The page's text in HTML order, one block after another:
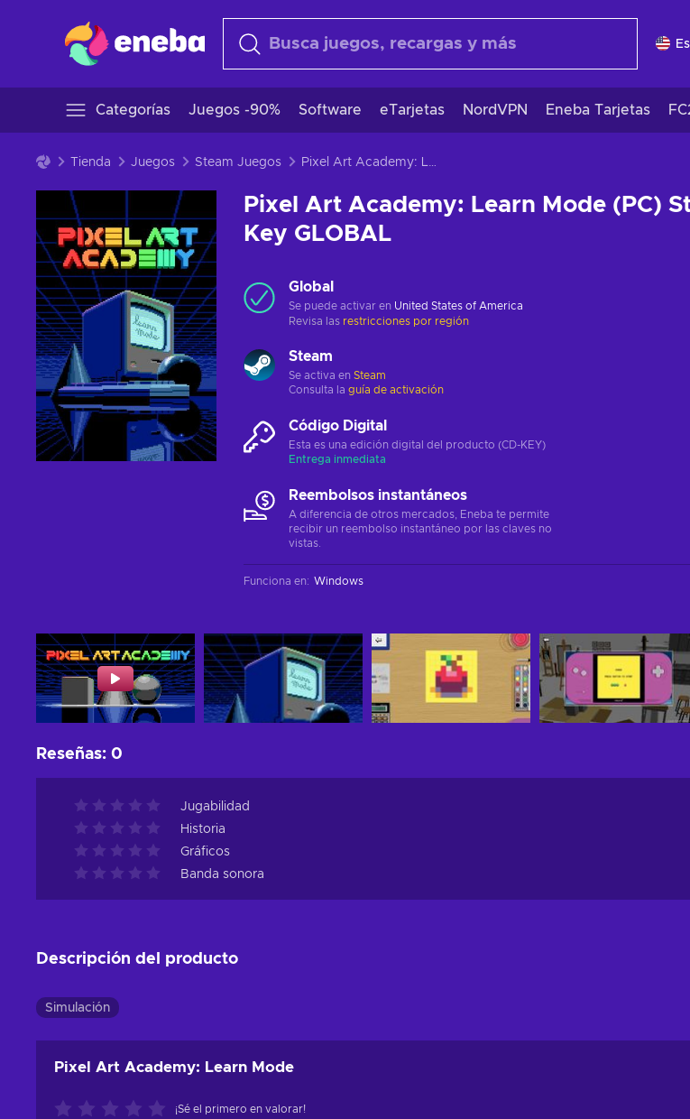
Categorías Juegos -90% Software eTarjetas NordVPN Eneba Tarjetas
Tienda Juegos Steam Juegos Pixel Art Academy: Learn Mode (PC) Steam Key GLOBAL
Pixel Art Academy: Learn Mode (PC)
Key GLOBAL
Global
Se puede activar en United States of America
Revisa las restricciones por región
Steam
Se activa en Steam
Consulta la guía de activación
Código Digital
Esta es una edición digital del producto (CD-KEY)
Entrega inmediata
Reembolsos instantáneos
A diferencia de otros mercados, Eneba te permite
recibir un reembolso instantáneo por las claves no
vistas.
Funciona en: Windows
Reseñas: 0
Jugabilidad
Historia
Gráficos
Banda sonora
Descripción del producto
Simulación
Pixel Art Academy: Learn Mode
¡Sé el primero en valorar!